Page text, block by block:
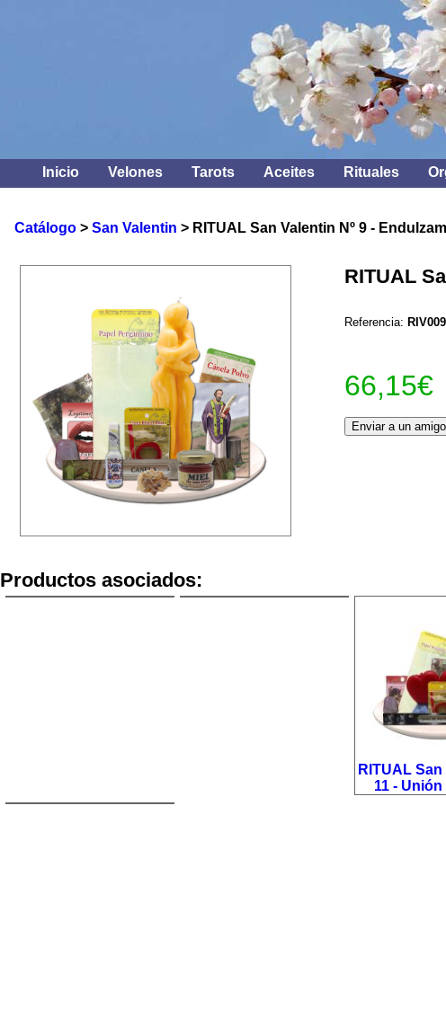
Inicio Velones Tarots Aceites Rituales
Catálogo > San Valentin > RITUAL San Valentin Nº 9 -
RITUAL
Referencia: RIV009
66,15€
Productos asociados:
RITUAL San
11 -